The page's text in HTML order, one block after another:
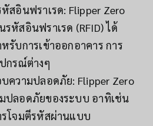
สอินฟราเรด: Flipper Zero
หัสอินฟราเรด (RFID) ได้
รับการเข้าออกอาคาร การ
กรณ์ต่างๆ
ความปลอดภัย: Flipper Zero
ปลอดภัยของระบบ อาทิเช่น
โจมตีรหัสผ่านแบบ